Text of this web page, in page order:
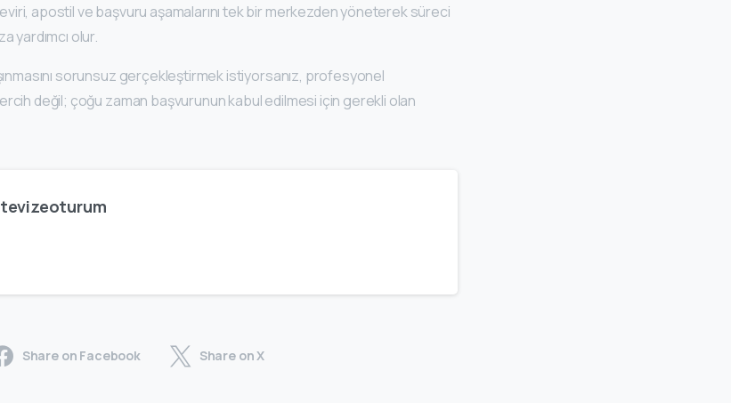
apostil ve başvuru aşamalarını tek bir merkezden yöneterek süreci
yardımcı olur.
sorunsuz gerçekleştirmek istiyorsanız, profesyonel
tercih değil; çoğu zaman başvurunun kabul edilmesi için gerekli olan
Share on Facebook Share on X